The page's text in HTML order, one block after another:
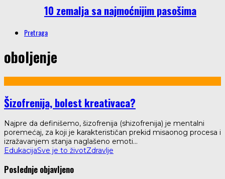
10 zemalja sa najmoćnijim pasošima
Pretraga
oboljenje
Šizofrenija, bolest kreativaca?
Najpre da definišemo, šizofrenija (shizofrenija) je mentalni
poremećaj, za koji je karakterističan prekid misaonog procesa i
izražavanjem stanja naglašeno emoti...
EdukacijaSve je to životZdravlje
Poslednje objavljeno